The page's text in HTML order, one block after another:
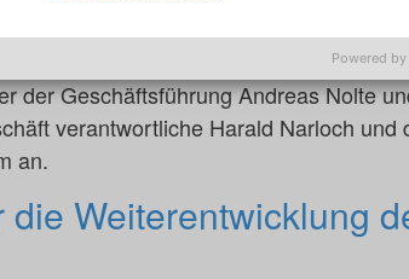
die erweiterte Geschäftsführung
der Geschäftsführung Andreas Nolte
verantwortliche Harald Narloch und
an.
Weiterentwicklung
Powered by